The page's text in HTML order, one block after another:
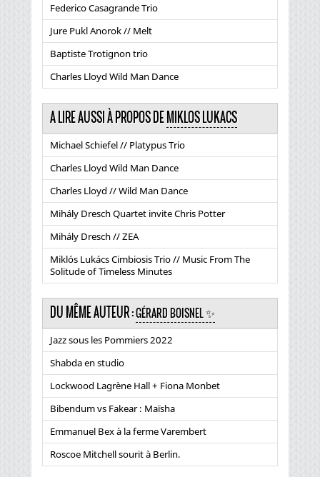
Federico Casagrande Trio
Jure Pukl Anorok // Melt
Baptiste Trotignon trio
Charles Lloyd Wild Man Dance
A LIRE AUSSI À PROPOS DE MIKLOS LUKACS
Michael Schiefel // Platypus Trio
Charles Lloyd Wild Man Dance
Charles Lloyd // Wild Man Dance
Mihály Dresch Quartet invite Chris Potter
Mihály Dresch // ZEA
Miklós Lukács Cimbiosis Trio // Music From The
Solitude of Timeless Minutes
DU MÊME AUTEUR :GÉRARD BOISNEL ✨
Jazz sous les Pommiers 2022
Shabda en studio
Lockwood Lagrène Hall + Fiona Monbet
Bibendum vs Fakear : Maïsha
Emmanuel Bex à la ferme Varembert
Roscoe Mitchell sourit à Berlin.